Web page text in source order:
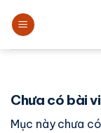
Chưa có bài
Mục này chưa